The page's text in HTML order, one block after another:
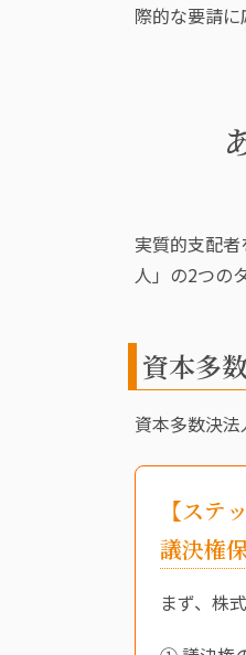
際的な要請に
実質的支配
人」の2つの
資本多
資本多数決
【ステ
議決権
まず、株